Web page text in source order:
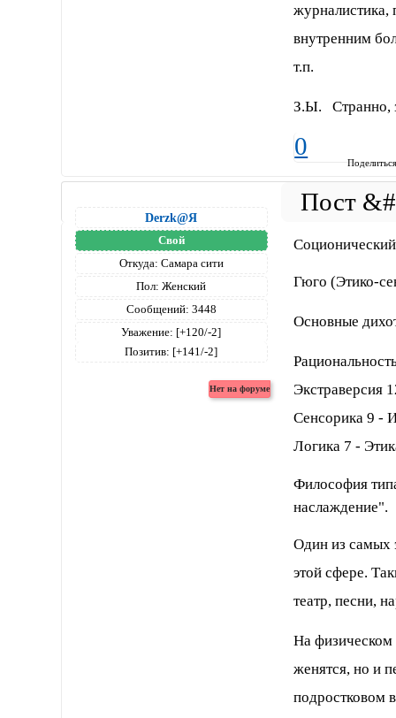
журналистика,
внутренним
т.п.
З.Ы. Странно,
0
Derzk@Я
Свой
Откуда: Самара сити
Пол: Женский
Сообщений: 3448
Уважение: [+120/-2]
Позитив: [+141/-2]
Гюго (Этико-
Основные
Экстраверсия
Сенсорика 9 -
Логика 7 -
Философия
наслаждение".
Один из самых
этой сфере.
театр, песни,
На
женятся, но и
подростковом